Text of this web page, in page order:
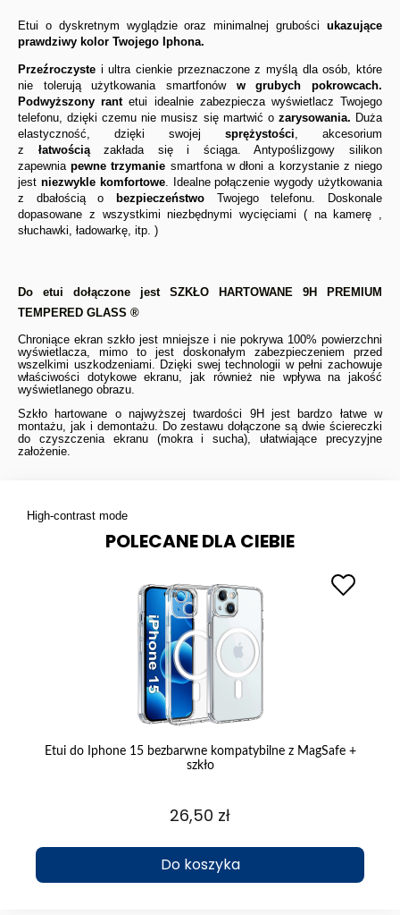
Etui o dyskretnym wyglądzie oraz minimalnej grubości ukazujące
prawdziwy kolor Twojego Iphona.
Przeźroczyste i ultra cienkie przeznaczone z myślą dla osób, które
nie tolerują użytkowania smartfonów w grubych pokrowcach.
Podwyższony rantetui idealnie zabezpiecza wyświetlacz Twojego
telefonu, dzięki czemu nie musisz się martwić o zarysowania. Duża
elastyczność, dzięki swojej sprężystości , akcesorium
z łatwościązakłada się i ściąga. Antypoślizgowy silikon
zapewniapewne trzymanie smartfona w dłoni a korzystanie z niego
jest niezwykle komfortowe. Idealne połączenie wygody użytkowania
z dbałością o bezpieczeństwo Twojego telefonu. Doskonale
dopasowane z wszystkimi niezbędnymi wycięciami ( na kamerę ,
słuchawki, ładowarkę, itp. )
Do etui dołączone jest SZKŁO HARTOWANE 9H PREMIUM
TEMPERED GLASS ®
Chroniące ekran szkło jest mniejsze i nie pokrywa 100% powierzchni
wyświetlacza, mimo to jest doskonałym zabezpieczeniem przed
wszelkimi uszkodzeniami. Dzięki swej technologii w pełni zachowuje
właściwości dotykowe ekranu, jak również nie wpływa na jakość
wyświetlanego obrazu.
Szkło hartowane o najwyższej twardości 9H jest bardzo łatwe w
montażu, jak i demontażu. Do zestawu dołączone są dwie ściereczki
do czyszczenia ekranu (mokra i sucha), ułatwiające precyzyjne
założenie.
High-contrast mode
POLECANE DLA CIEBIE
Etui do Iphone 15 bezbarwne kompatybilne z MagSafe +
szkło
26,50 zł
Do koszyka